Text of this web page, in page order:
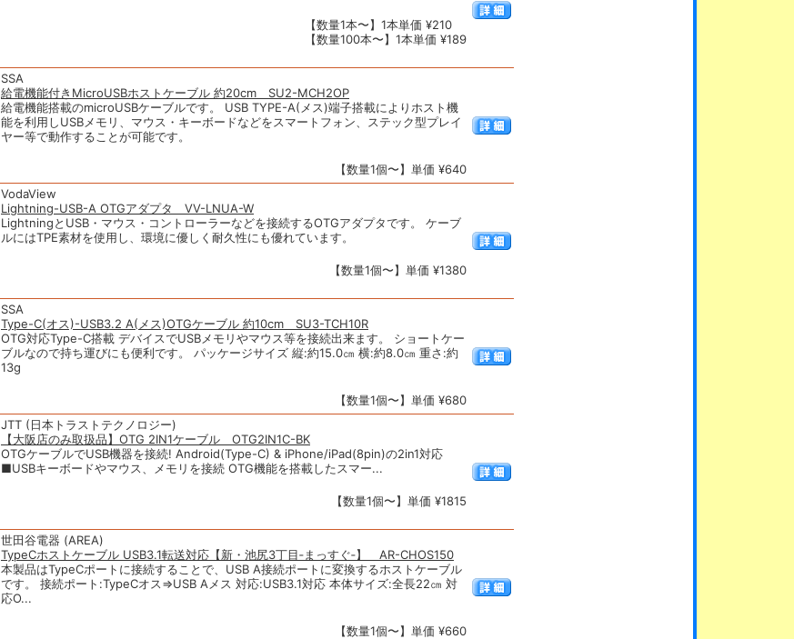
【数量1本〜】1本単価 ¥210
【数量100本〜】1本単価 ¥189
SSA
給電機能付きMicroUSBホストケーブル 約20cm SU2-MCH2OP
給電機能搭載のmicroUSBケーブルです。 USB TYPE-A(メス)端子搭載によりホスト機
能を利用しUSBメモリ、マウス・キーボードなどをスマートフォン、ステック型プレイ
ヤー等で動作することが可能です。
【数量1個〜】単価 ¥640
VodaView
Lightning-USB-A OTGアダプタ VV-LNUA-W
LightningとUSB・マウス・コントローラーなどを接続するOTGアダプタです。 ケーブ
ルにはTPE素材を使用し、環境に優しく耐久性にも優れています。
【数量1個〜】単価 ¥1380
SSA
Type-C(オス)-USB3.2 A(メス)OTGケーブル 約10cm SU3-TCH10R
OTG対応Type-C搭載 デバイスでUSBメモリやマウス等を接続出来ます。 ショートケー
ブルなので持ち運びにも便利です。 パッケージサイズ 縦:約15.0㎝ 横:約8.0㎝ 重さ:約
13g
【数量1個〜】単価 ¥680
JTT (日本トラストテクノロジー)
【大阪店のみ取扱品】OTG 2IN1ケーブル OTG2IN1C-BK
OTGケーブルでUSB機器を接続! Android(Type-C) & iPhone/iPad(8pin)の2in1対応
■USBキーボードやマウス、メモリを接続 OTG機能を搭載したスマー...
【数量1個〜】単価 ¥1815
世田谷電器 (AREA)
TypeCホストケーブル USB3.1転送対応【新・池尻3丁目‐まっすぐ‐】 AR-CHOS150
本製品はTypeCポートに接続することで、USB A接続ポートに変換するホストケーブル
です。 接続ポート:TypeCオス⇒USB Aメス 対応:USB3.1対応 本体サイズ:全長22㎝ 対
応O...
【数量1個〜】単価 ¥660